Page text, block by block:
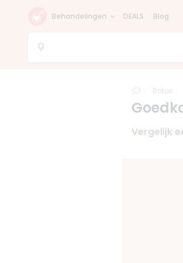
Behandelingen DEALS Blog
Home
Botox
Vergelijk